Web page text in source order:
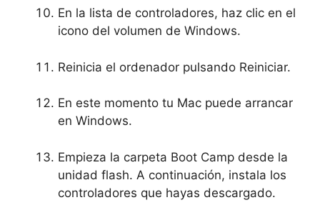
En la lista de controladores, haz clic en el
icono del volumen de Windows.
Reinicia el ordenador pulsando Reiniciar.
En este momento tu Mac puede arrancar
en Windows.
Empieza la carpeta Boot Camp desde la
unidad flash. A continuación, instala los
controladores que hayas descargado.